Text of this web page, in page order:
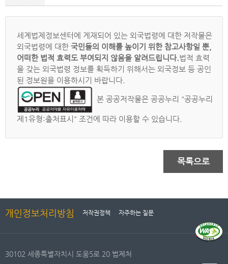
세계법제정보센터에 게재되어 있는 외국법령에 대한 저작물은
외국법령에 대한 국민들의 이해를 높이기 위한 참고사항일 뿐,
어떠한 법적 효력도 부여되지 않음을 알려드립니다.법적 효력
을 갖는 외국법령 정보를 획득하기 위해서는 외국정보 등 공인
된 정보원을 이용하시기 바랍니다.
본 공공저작물은 공공누리 "공공누리
제1유형:출처표시" 조건에 따라 이용할 수 있습니다.
목록으로
개인정보처리방침 저작권정책 자주하는 질문
30102 세종특별자치시 도움5로 20 법제처